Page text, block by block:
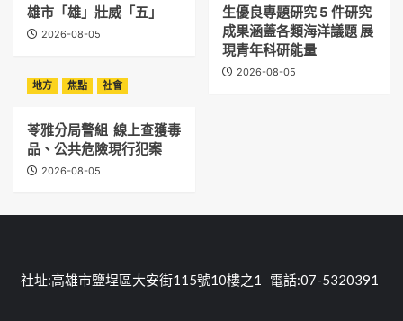
雄市「雄」壯威「五」
2026-08-05
生優良專題研究 5 件研究
成果涵蓋各類海洋議題 展
現青年科研能量
2026-08-05
地方
焦點 社會
苓雅分局警組 線上查獲毒
品、公共危險現行犯案
2026-08-05
社址:高雄市鹽埕區大安街115號10樓之1 電話:07-5320391